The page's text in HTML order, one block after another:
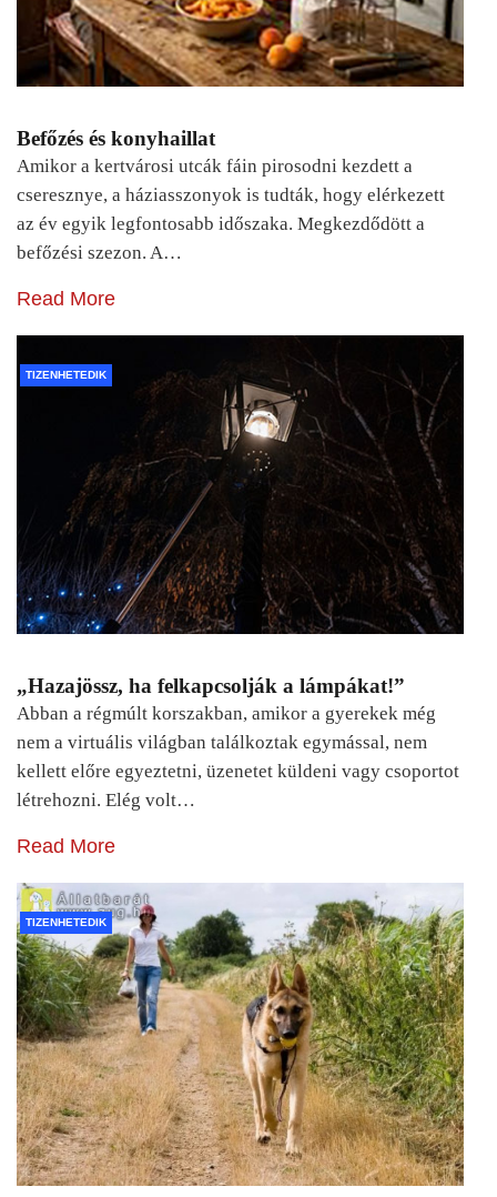
Befőzés és konyhaillat
Amikor a kertvárosi utcák fáin pirosodni kezdett a
cseresznye, a háziasszonyok is tudták, hogy elérkezett
az év egyik legfontosabb időszaka. Megkezdődött a
befőzési szezon. A…
Read More
TIZENHETEDIK
„Hazajössz, ha felkapcsolják a lámpákat!”
Abban a régmúlt korszakban, amikor a gyerekek még
nem a virtuális világban találkoztak egymással, nem
kellett előre egyeztetni, üzenetet küldeni vagy csoportot
létrehozni. Elég volt…
Read More
TIZENHETEDIK